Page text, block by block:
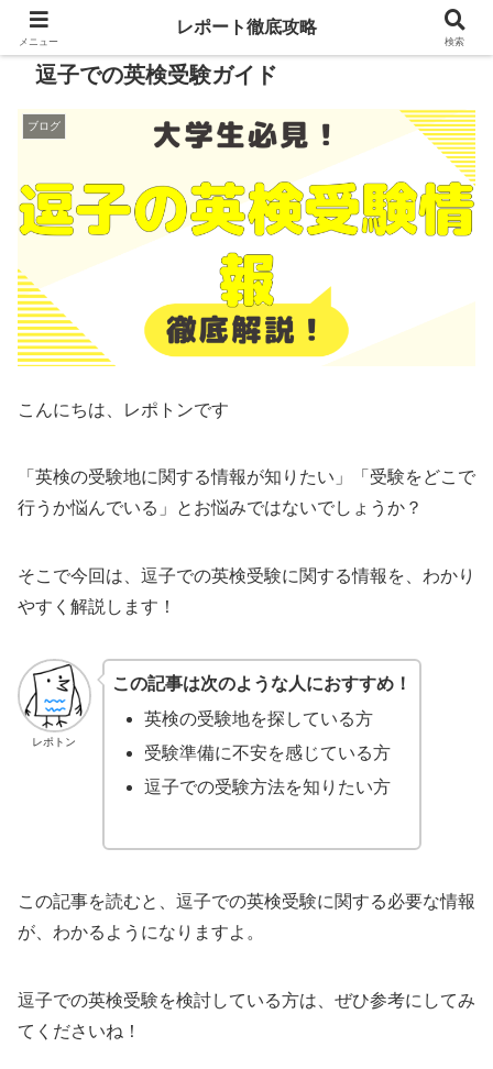
逗子での英検受験ガイド
ブログ
こんにちは、レポトンです
「英検の受験地に関する情報が知りたい」「受験をどこで
行うか悩んでいる」とお悩みではないでしょうか？
そこで今回は、逗子での英検受験に関する情報を、わかり
やすく解説します！
レポトン
この記事は次のような人におすすめ！
英検の受験地を探している方
受験準備に不安を感じている方
逗子での受験方法を知りたい方
この記事を読むと、逗子での英検受験に関する必要な情報
が、わかるようになりますよ。
逗子での英検受験を検討している方は、ぜひ参考にしてみ
てくださいね！
メニュー
レポート徹底攻略
検索